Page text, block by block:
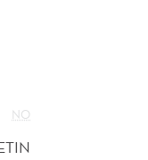
NO